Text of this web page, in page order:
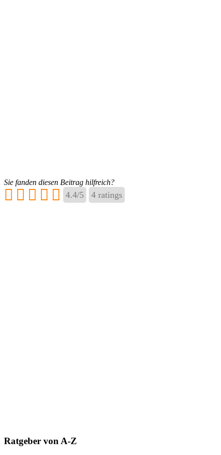
Sie fanden diesen Beitrag hilfreich?
4.4/5 4 ratings
Ratgeber von A-Z